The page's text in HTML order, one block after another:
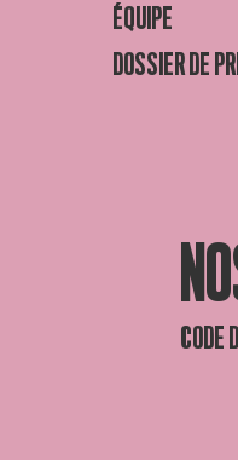
ÉQUIPE
DOSSIER DE
CODE